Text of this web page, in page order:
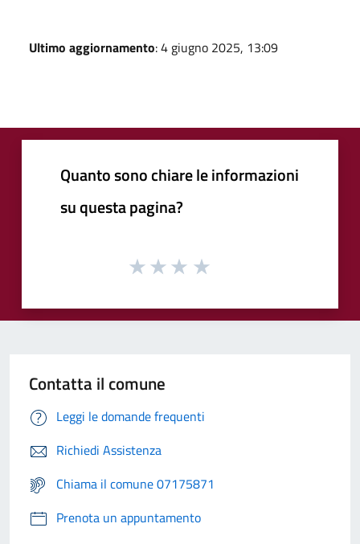
Ultimo aggiornamento: 4 giugno 2025, 13:09
Quanto sono chiare le informazioni
su questa pagina?
Contatta il comune
Leggi le domande frequenti
Richiedi Assistenza
Chiama il comune 07175871
Prenota un appuntamento